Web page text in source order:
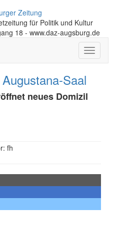
Zeitung
für Politik und Kultur
18 - www.daz-augsburg.de
Toggle
Saal
neues Domizil
fh